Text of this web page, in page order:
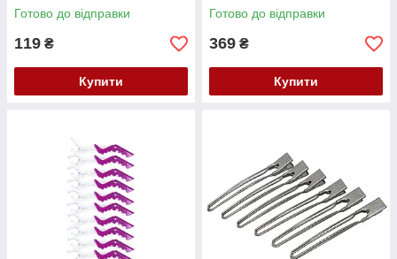
Готово до відправки
119 ₴
Купити
Готово до відправки
369 ₴
Купити